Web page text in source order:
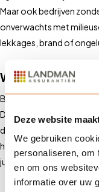
Deze website
We gebruiken
personaliseren, om
en om ons
informatie over uw
Maar ook bedrijven
onverwachts met
lekkages, brand of
Waarom via
Bij Landman Assurantiën
Daarom bieden we op
die aansluiten bij de
helpen je bij het
juiste dekking.